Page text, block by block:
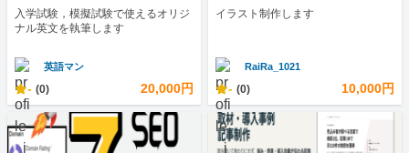
入学試験，模擬試験で使えるオリジ
ナル英文を執筆します
英語マン
- (0) 20,000円
イラスト制作します
RaiRa_1021
- (0) 10,000円